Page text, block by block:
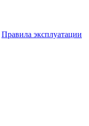
Правила эксплуатации